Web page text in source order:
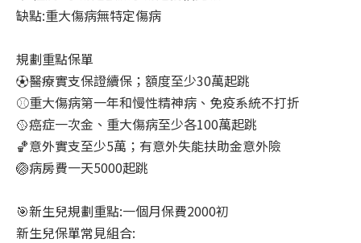
缺點:重大傷病無特定傷病
規劃重點保單
⚽醫療實支保證續保；額度至少30萬起跳
⚾重大傷病第一年和慢性精神病、免疫系統不打折
🥎癌症一次金、重大傷病至少各100萬起跳
🏀意外實支至少5萬；有意外失能扶助金意外險
🏐病房費一天5000起跳
🎯新生兒規劃重點:一個月保費2000初
新生兒保單常見組合: